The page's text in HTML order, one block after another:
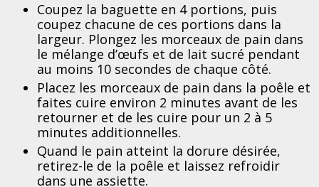
Coupez la baguette en 4 portions, puis
coupez chacune de ces portions dans la
largeur. Plongez les morceaux de pain dans
le mélange d’œufs et de lait sucré pendant
au moins 10 secondes de chaque côté.
Placez les morceaux de pain dans la poêle et
faites cuire environ 2 minutes avant de les
retourner et de les cuire pour un 2 à 5
minutes additionnelles.
Quand le pain atteint la dorure désirée,
retirez-le de la poêle et laissez refroidir
dans une assiette.